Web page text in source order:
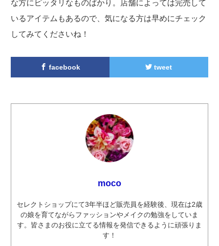
な方にピッタリなものばかり。店舗によっては完売して
いるアイテムもあるので、気になる方は早めにチェック
してみてくださいね！
facebook tweet
moco
セレクトショップにて3年半ほど販売員を経験後、現在は2歳
の娘を育てながらファッションやメイクの勉強をしていま
す。皆さまのお役に立てる情報を発信できるように頑張りま
す！